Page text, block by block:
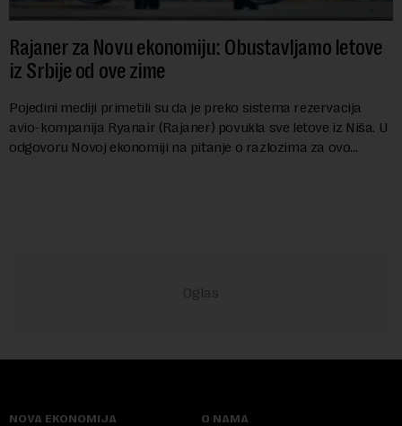
Rajaner za Novu ekonomiju: Obustavljamo letove
iz Srbije od ove zime
Pojedini mediji primetili su da je preko sistema rezervacija
avio-kompanija Ryanair (Rajaner) povukla sve letove iz Niša. U
odgovoru Novoj ekonomiji na pitanje o razlozima za ovo
NOVA EKONOMIJA O NAMA